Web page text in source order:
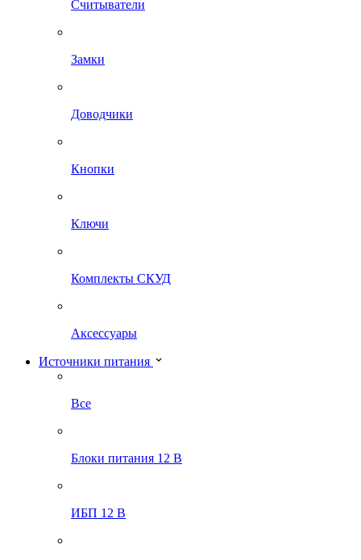
Считыватели
Замки
Доводчики
Кнопки
Ключи
Комплекты СКУД
Аксессуары
Источники питания
Все
Блоки питания 12 В
ИБП 12 В